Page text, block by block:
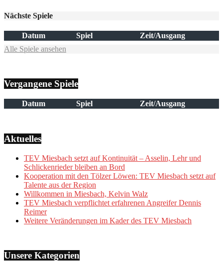
Nächste Spiele
Datum Spiel
Zeit/Ausgang
Alle Spiele ansehen
Vergangene Spiele
Datum Spiel Zeit/Ausgang
Aktuelles
TEV Miesbach setzt auf Kontinuität – Asselin, Lehr und
Schlickenrieder bleiben an Bord
Kooperation mit den Tölzer Löwen: TEV Miesbach setzt auf
Talente aus der Region
Willkommen in Miesbach, Kelvin Walz
TEV Miesbach verpflichtet erfahrenen Angreifer Dennis
Reimer
Weitere Veränderungen im Kader des TEV Miesbach
Unsere Kategorien